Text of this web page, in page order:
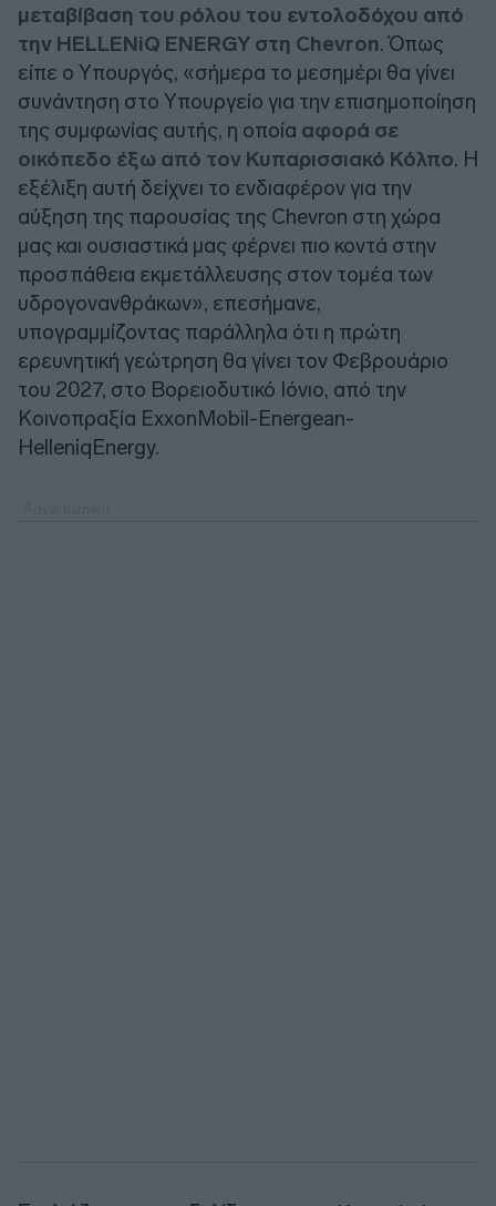
μεταβίβαση του ρόλου του εντολοδόχου από
την HELLENiQ ENERGY στη Chevron. Όπως
είπε ο Υπουργός, «σήμερα το μεσημέρι θα γίνει
συνάντηση στο Υπουργείο για την επισημοποίηση
της συμφωνίας αυτής, η οποία αφορά σε
οικόπεδο έξω από τον Κυπαρισσιακό Κόλπο. Η
εξέλιξη αυτή δείχνει το ενδιαφέρον για την
αύξηση της παρουσίας της Chevron στη χώρα
μας και ουσιαστικά μας φέρνει πιο κοντά στην
προσπάθεια εκμετάλλευσης στον τομέα των
υδρογονανθράκων», επεσήμανε,
υπογραμμίζοντας παράλληλα ότι η πρώτη
ερευνητική γεώτρηση θα γίνει τον Φεβρουάριο
του 2027, στο Βορειοδυτικό Ιόνιο, από την
Κοινοπραξία ExxonMobil-Energean-
HelleniqEnergy.